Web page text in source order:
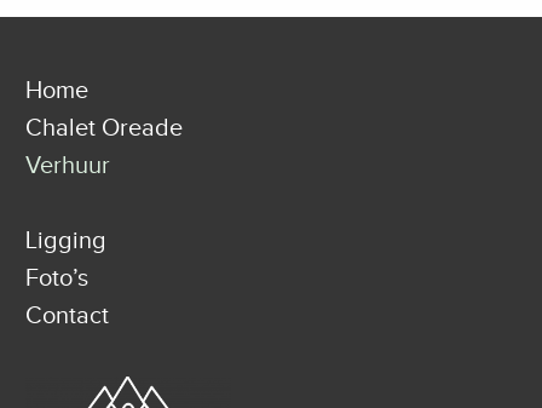
Home
Chalet Oreade
Verhuur
Ligging
Foto’s
Contact